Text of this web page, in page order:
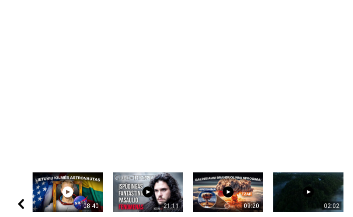
08:40 21:11 09:20 02:02